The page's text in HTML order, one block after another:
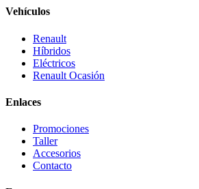
Vehículos
Renault
Híbridos
Eléctricos
Renault Ocasión
Enlaces
Promociones
Taller
Accesorios
Contacto